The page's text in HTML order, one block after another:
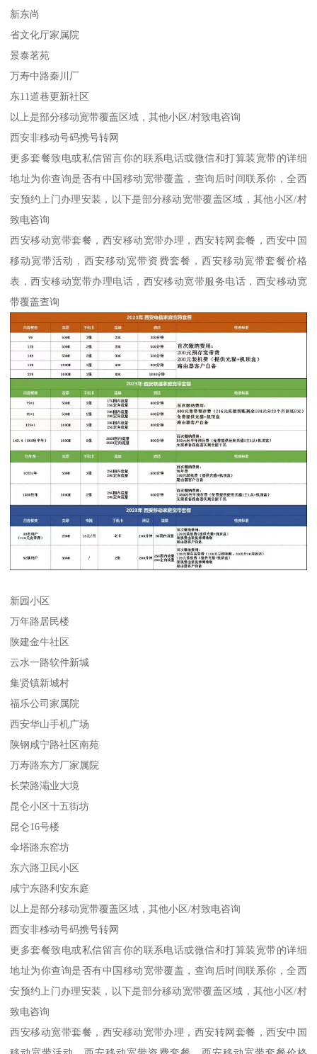
新东尚
省文化厅家属院
景泰茗苑
万寿中路秦川厂
东11道巷更新社区
以上是部分移动宽带覆盖区域，其他小区/村致电咨询
西安非移动号码携号转网
更多套餐致电或私信留言你的联系电话或微信和打算装宽带的详细
地址为你查询是否有中国移动宽带覆盖，查询后时间联系你，全西
安预约上门办理安装，以下是部分移动宽带覆盖区域，其他小区/村
致电咨询
西安移动宽带套餐，西安移动宽带办理，西安转网套餐，西安中国
移动宽带活动，西安移动宽带资费套餐，西安移动宽带套餐价格
表，西安移动宽带办理电话，西安移动宽带服务电话，西安移动宽
带覆盖查询
新园小区
万年路居民楼
陕建金牛社区
云水一路软件新城
集贤镇新城村
福乐公司家属院
西安华山手机广场
陕钢咸宁路社区南苑
万寿路东方厂家属院
长荣路灞业大境
昆仑小区十五街坊
昆仑16号楼
伞塔路东窑坊
东六路卫民小区
咸宁东路利安东庭
以上是部分移动宽带覆盖区域，其他小区/村致电咨询
西安非移动号码携号转网
更多套餐致电或私信留言你的联系电话或微信和打算装宽带的详细
地址为你查询是否有中国移动宽带覆盖，查询后时间联系你，全西
安预约上门办理安装，以下是部分移动宽带覆盖区域，其他小区/村
致电咨询
西安移动宽带套餐，西安移动宽带办理，西安转网套餐，西安中国